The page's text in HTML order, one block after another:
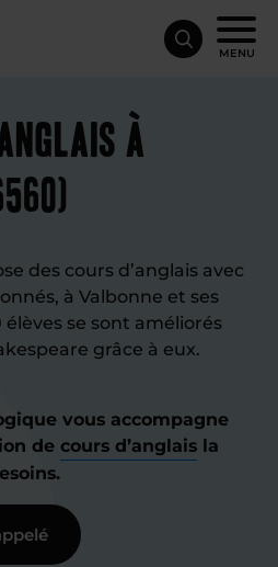
MENU
à
des cours d’anglais avec
à Valbonne et ses
élèves se sont améliorés
grâce à eux.
vous accompagne
de cours d’anglais la